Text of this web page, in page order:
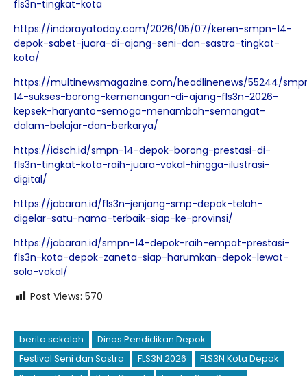
fls3n-tingkat-kota
https://indorayatoday.com/2026/05/07/keren-smpn-14-
depok-sabet-juara-di-ajang-seni-dan-sastra-tingkat-
kota/
https://multinewsmagazine.com/headlinenews/55244/
14-sukses-borong-kemenangan-di-ajang-fls3n-2026-
kepsek-haryanto-semoga-menambah-semangat-
dalam-belajar-dan-berkarya/
https://idsch.id/smpn-14-depok-borong-prestasi-di-
fls3n-tingkat-kota-raih-juara-vokal-hingga-ilustrasi-
digital/
https://jabaran.id/fls3n-jenjang-smp-depok-telah-
digelar-satu-nama-terbaik-siap-ke-provinsi/
https://jabaran.id/smpn-14-depok-raih-empat-prestasi-
fls3n-kota-depok-zaneta-siap-harumkan-depok-lewat-
solo-vokal/
Post Views: 570
berita sekolah
Dinas Pendidikan Depok
Festival Seni dan Sastra
FLS3N 2026
FLS3N Kota Depok